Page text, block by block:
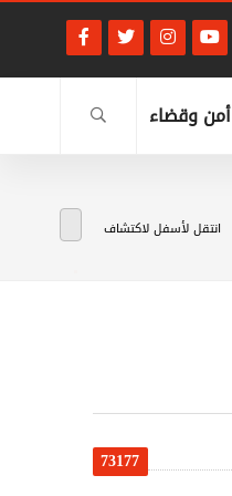
أمن وقضاء
انتقل لأسفل لاكتشاف
73177